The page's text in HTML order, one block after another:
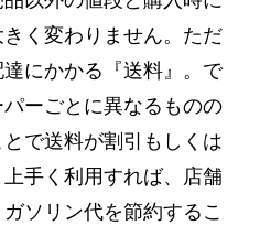
く変わりません。ただ
にかかる『送料』。で
ーごとに異なるものの
で送料が割引もしくは
手く利用すれば、店舗
ソリン代を節約するこ